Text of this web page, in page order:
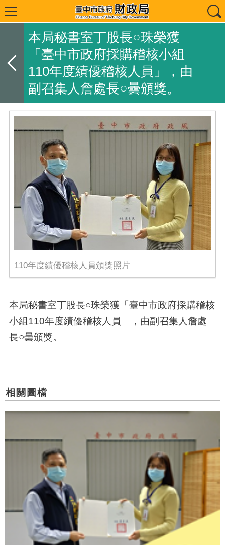
本局秘書室丁股長○珠榮獲
「臺中市政府採購稽核小組
110年度績優稽核人員」，由
副召集人詹處長○曇頒獎。
110年度績優稽核人員頒獎照片
本局秘書室丁股長○珠榮獲「臺中市政府採購稽核
小組110年度績優稽核人員」，由副召集人詹處
長○曇頒獎。
相關圖檔